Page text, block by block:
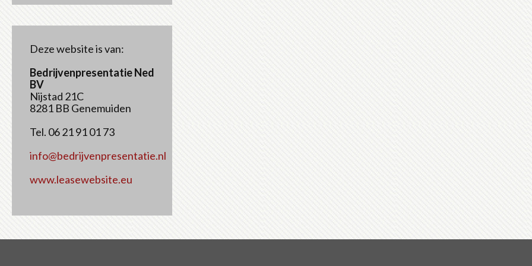
Deze website is van:
Bedrijvenpresentatie Ned
BV
Nijstad 21C
8281 BB Genemuiden
Tel. 06 21 91 01 73
info@bedrijvenpresentatie.nl
www.leasewebsite.eu